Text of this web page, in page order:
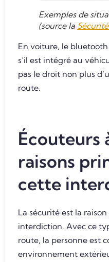
Exemples de
(source la
En voiture, le
s’il est intégré au
pas le droit non plus
route.
Écouteurs
raisons
cette
La sécurité est la
interdiction. Avec ce
route, la personne est
environnement